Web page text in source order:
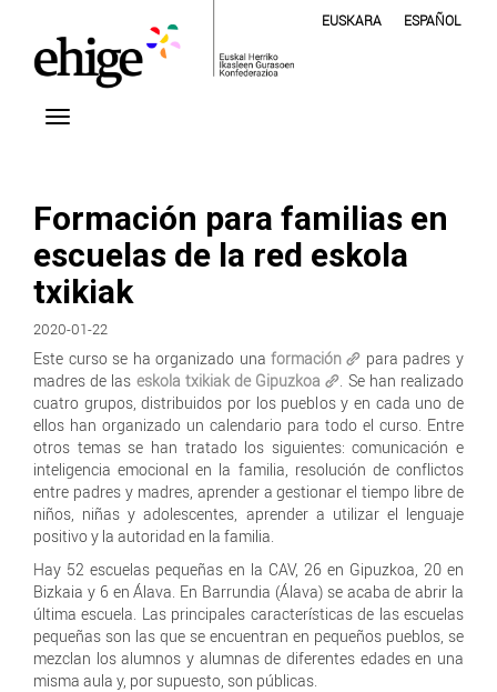
EUSKARA ESPAÑOL
Formación para familias en
escuelas de la red eskola
txikiak
2020-01-22
Este curso se ha organizado unaformación
para padres y
madres de las eskola txikiak de Gipuzkoa
. Se han realizado
cuatro grupos, distribuidos por los pueblos y en cada uno de
ellos han organizado un calendario para todo el curso. Entre
otros temas se han tratado los siguientes: comunicación e
inteligencia emocional en la familia, resolución de conflictos
entre padres y madres, aprender a gestionar el tiempo libre de
niños, niñas y adolescentes, aprender a utilizar el lenguaje
positivo y la autoridad en la familia.
Hay 52 escuelas pequeñas en la CAV, 26 en Gipuzkoa, 20 en
Bizkaia y 6 en Álava. En Barrundia (Álava) se acaba de abrir la
última escuela. Las principales características de las escuelas
pequeñas son las que se encuentran en pequeños pueblos, se
mezclan los alumnos y alumnas de diferentes edades en una
misma aula y, por supuesto, son públicas.